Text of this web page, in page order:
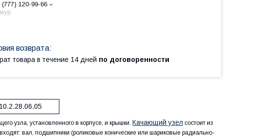
(777) 120-99-66
товара в течение 14 дней по договоренности
узла, установленного в корпусе, и крышки. Качающий узел состоит из
входят: вал, подшипники (роликовые конические или шариковые радиально-